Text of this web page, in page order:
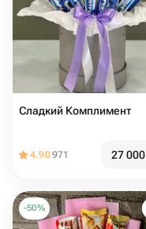
Сладкий Комплимент
4.90971 27 000
-50%